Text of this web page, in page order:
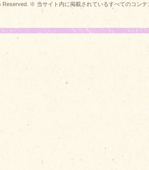
Reserved. ※ 当サイト内に掲載されているすべてのコン